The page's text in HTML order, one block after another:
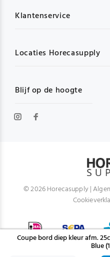
Coupe bord diep kleur afm.
Blue
Blijf op de hoogte
Klantenservice
Locaties Horecasupply
© 2026 Horecasupply |